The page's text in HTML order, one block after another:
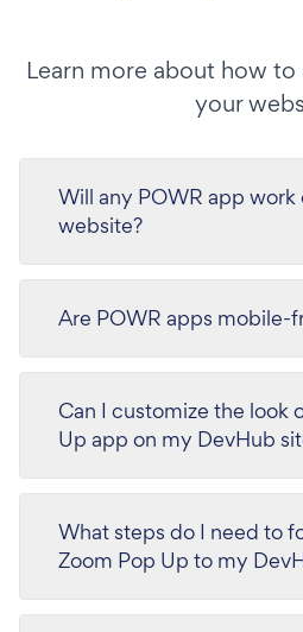
Learn more about how
your
Will any POWR app
website?
Are POWR apps mobile-
Can I customize the look
Up app on my DevHub
What steps do I need to
Zoom Pop Up to my